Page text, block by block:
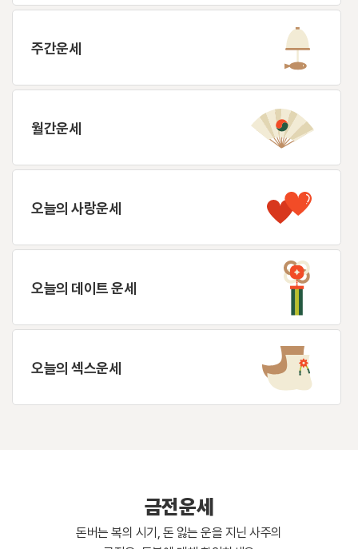
주간운세
월간운세
오늘의 사랑운세
오늘의 데이트 운세
오늘의 섹스운세
금전운세
돈버는 복의 시기, 돈 잃는 운을 지닌 사주의